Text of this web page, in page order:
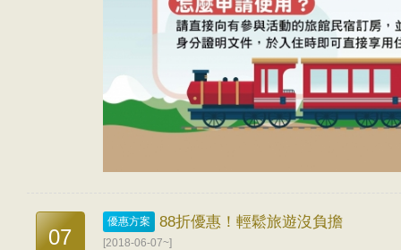
07
優惠方案 88折優惠！輕鬆旅遊沒負擔
[2018-06-07~]